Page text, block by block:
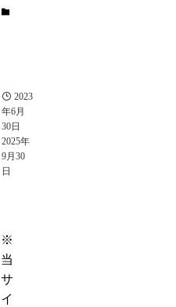
2023
年6月
30日
2025年
9月30
日
※
当
サ
イ